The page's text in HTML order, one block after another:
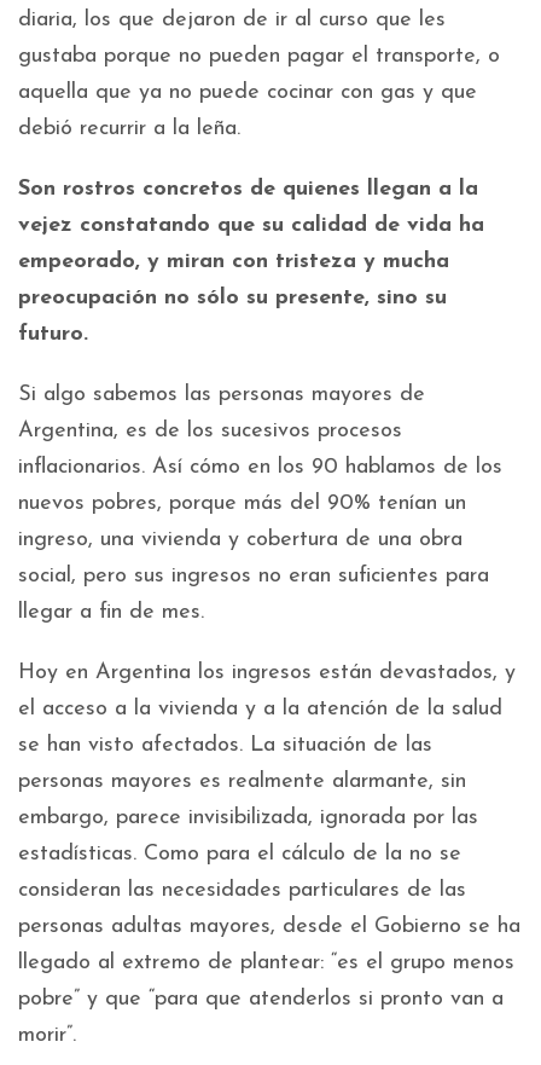
diaria, los que dejaron de ir al curso que les
gustaba porque no pueden pagar el transporte, o
aquella que ya no puede cocinar con gas y que
debió recurrir a la leña.
Son rostros concretos de quienes llegan a la
vejez constatando que su calidad de vida ha
empeorado, y miran con tristeza y mucha
preocupación no sólo su presente, sino su
futuro.
Si algo sabemos las personas mayores de
Argentina, es de los sucesivos procesos
inflacionarios. Así cómo en los 90 hablamos de los
nuevos pobres, porque más del 90% tenían un
ingreso, una vivienda y cobertura de una obra
social, pero sus ingresos no eran suficientes para
llegar a fin de mes.
Hoy en Argentina los ingresos están devastados, y
el acceso a la vivienda y a la atención de la salud
se han visto afectados. La situación de las
personas mayores es realmente alarmante, sin
embargo, parece invisibilizada, ignorada por las
estadísticas. Como para el cálculo de la no se
consideran las necesidades particulares de las
personas adultas mayores, desde el Gobierno se ha
llegado al extremo de plantear: “es el grupo menos
pobre” y que “para que atenderlos si pronto van a
morir”.